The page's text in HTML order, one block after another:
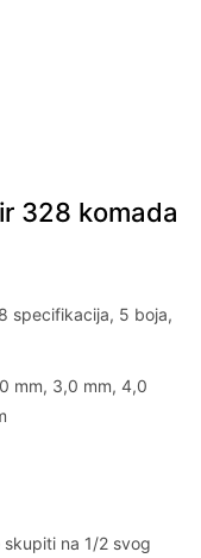
328 komada
specifikacija, 5 boja,
mm, 3,0 mm, 4,0
skupiti na 1/2 svog